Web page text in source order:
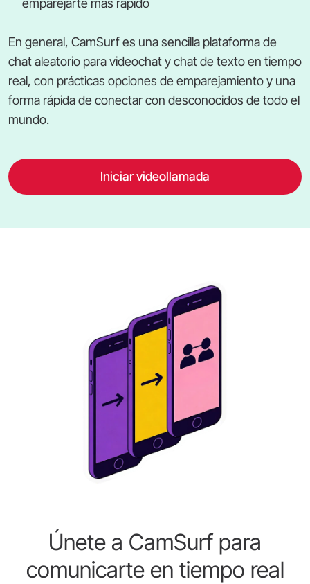
En general, CamSurf es una sencilla plataforma de
chat aleatorio para videochat y chat de texto en tiempo
real, con prácticas opciones de emparejamiento y una
forma rápida de conectar con desconocidos de todo el
mundo.
Iniciar videollamada
Únete a CamSurf para
comunicarte en tiempo real